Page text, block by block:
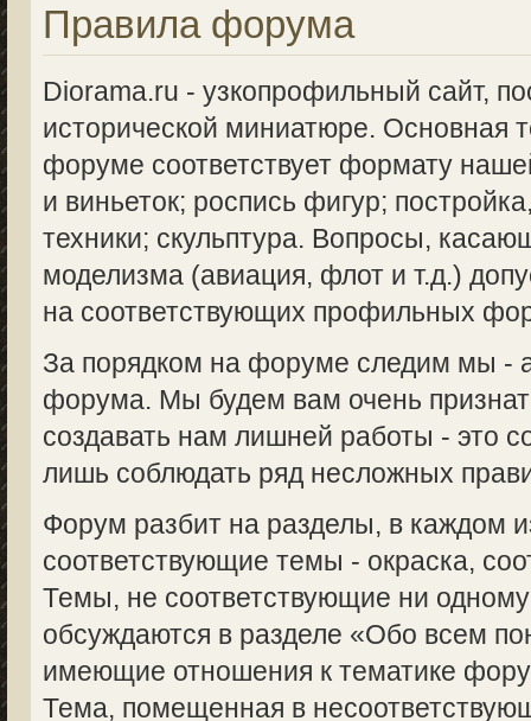
Правила форума
Diorama.ru - узкопрофильный сайт,
исторической миниатюре. Основная
форуме соответствует формату
и виньеток; роспись фигур;
техники; скульптура. Вопросы,
моделизма (авиация, флот и т.д.)
на соответствующих профильных
За порядком на форуме следим мы -
форума. Мы будем вам очень
создавать нам лишней работы - это
лишь соблюдать ряд несложных
Форум разбит на разделы, в каждом
соответствующие темы - окраска,
Темы, не соответствующие ни
обсуждаются в разделе «Обо всем
имеющие отношения к тематике
Тема, помещенная в